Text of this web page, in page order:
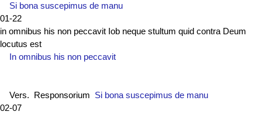
Si bona suscepimus de manu
01-22
in omnibus his non peccavit Iob neque stultum quid contra Deum
locutus est
In omnibus his non peccavit
Vers. Responsorium Si bona suscepimus de manu
02-07